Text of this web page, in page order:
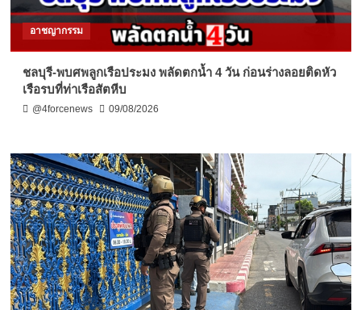
อาชญากรรม
ชลบุรี-พบศพลูกเรือประมง พลัดตกน้ำ 4 วัน ก่อนร่างลอยติดหัว
เรือรบที่ท่าเรือสัตหีบ
@4forcenews 09/08/2026